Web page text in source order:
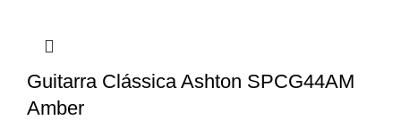
Guitarra Clássica Ashton SPCG44AM
Amber